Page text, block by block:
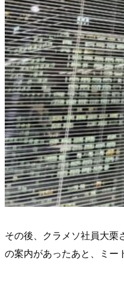
その後、クラメソ社員大栗
の案内があったあと、ミー